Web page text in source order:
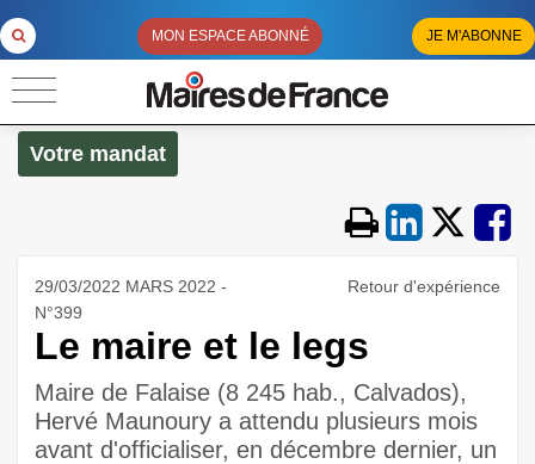
MON ESPACE ABONNÉ JE M'ABONNE
Votre mandat
29/03/2022 MARS 2022 -
N°399
Retour d'expérience
Le maire et le legs
Maire de Falaise (8 245 hab., Calvados),
Hervé Maunoury a attendu plusieurs mois
avant d'officialiser, en décembre dernier, un